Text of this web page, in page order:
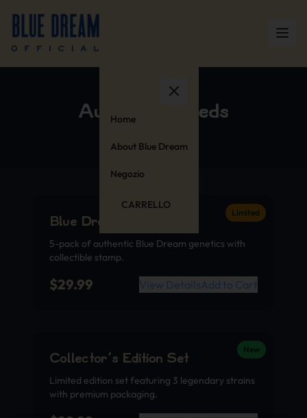
Home
About Blue Dream
Negozio
CARRELLO
Authentic Seeds
Limited
Blue Dream Seeds
5-pack of authentic Blue Dream genetics with
collectible stamp.
$29.99 View DetailsAdd to Cart
New
Collector’s Edition Set
Limited edition set featuring 3 legendary strains
with premium packaging.